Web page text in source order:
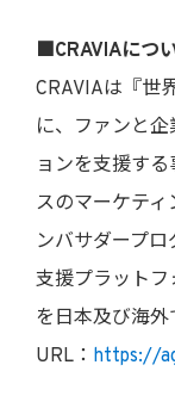
■CRAVIAにつ
CRAVIAは『世
に、ファンと
ョンを支援す
スのマーケテ
ンバサダープ
支援プラットフ
を日本及び海外
URL： https://